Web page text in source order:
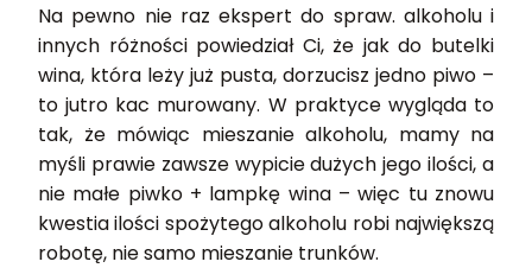
Na pewno nie raz ekspert do spraw. alkoholu i
innych różności powiedział Ci, że jak do butelki
wina, która leży już pusta, dorzucisz jedno piwo –
to jutro kac murowany. W praktyce wygląda to
tak, że mówiąc mieszanie alkoholu, mamy na
myśli prawie zawsze wypicie dużych jego ilości, a
nie małe piwko + lampkę wina – więc tu znowu
kwestia ilości spożytego alkoholu robi największą
robotę, nie samo mieszanie trunków.